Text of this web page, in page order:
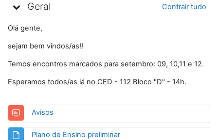
Geral Contrair tudo
Olá gente,
sejam bem vindos/as!!
Temos encontros marcados para setembro: 09, 10,11 e 12.
Esperamos todos/as lá no CED - 112 Bloco "D" - 14h.
Avisos
Plano de Ensino preliminarArquivo